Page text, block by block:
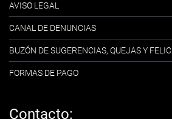
AVISO LEGAL
CANAL DE DENUNCIAS
BUZÓN DE SUGERENCIAS, QUEJAS Y
FORMAS DE PAGO
Contacto: